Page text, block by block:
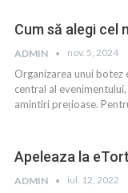
Cum să alegi
ADMIN nov. 5, 2024
Organizarea unui
central al
amintiri prețioase.
Apeleaza la
ADMIN iul. 12, 2022